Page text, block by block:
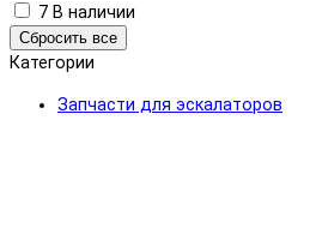
7 В наличии
Категории
Запчасти для эскалаторов